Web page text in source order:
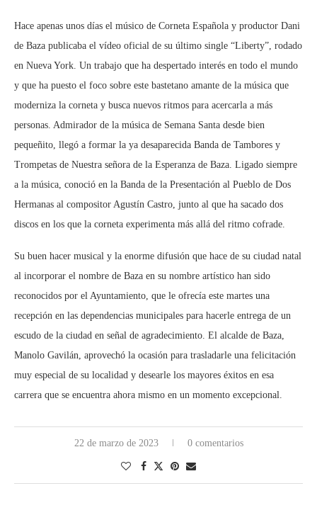
Hace apenas unos días el músico de Corneta Española y productor Dani
de Baza publicaba el vídeo oficial de su último single “Liberty”, rodado
en Nueva York. Un trabajo que ha despertado interés en todo el mundo
y que ha puesto el foco sobre este bastetano amante de la música que
moderniza la corneta y busca nuevos ritmos para acercarla a más
personas. Admirador de la música de Semana Santa desde bien
pequeñito, llegó a formar la ya desaparecida Banda de Tambores y
Trompetas de Nuestra señora de la Esperanza de Baza. Ligado siempre
a la música, conoció en la Banda de la Presentación al Pueblo de Dos
Hermanas al compositor Agustín Castro, junto al que ha sacado dos
discos en los que la corneta experimenta más allá del ritmo cofrade.
Su buen hacer musical y la enorme difusión que hace de su ciudad natal
al incorporar el nombre de Baza en su nombre artístico han sido
reconocidos por el Ayuntamiento, que le ofrecía este martes una
recepción en las dependencias municipales para hacerle entrega de un
escudo de la ciudad en señal de agradecimiento. El alcalde de Baza,
Manolo Gavilán, aprovechó la ocasión para trasladarle una felicitación
muy especial de su localidad y desearle los mayores éxitos en esa
carrera que se encuentra ahora mismo en un momento excepcional.
22 de marzo de 2023 0 comentarios